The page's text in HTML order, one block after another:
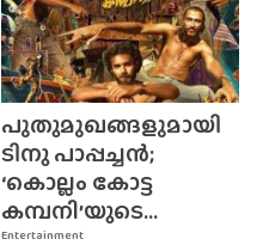
Entertainment
പുതുമുഖങ്ങളുമായി
ടിനു പാപ്പച്ചൻ;
‘കൊല്ലം കോട്ട
കമ്പനി’യുടെ...